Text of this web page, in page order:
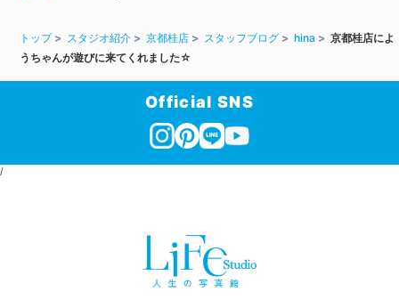
トップ スタジオ紹介 京都桂店 スタッフブログ hina
京都桂店によ
うちゃんが遊びに来てくれました☆
Official SNS
/